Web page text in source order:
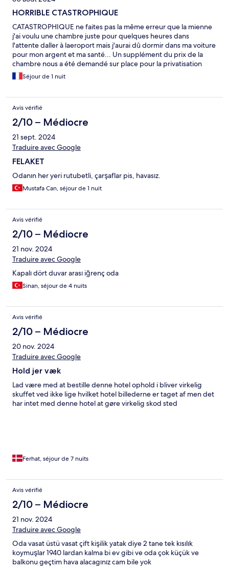
HORRIBLE CTASTROPHIQUE
CATASTROPHIQUE ne faites pas la même erreur que la mienne
j'ai voulu une chambre juste pour quelques heures dans
l'attente daller à laeroport mais j'aurai dû dormir dans ma voiture
pour mon argent et ma santé... Un supplément du prix de la
chambre nous a été demandé sur place pour la privatisation
sinon il y allait avoir un homme àvev nous.. Il était tard et je
n'avais pas envie de négocier.. La chambre comment dire je ne
des poubelles comme ça.. Ça s'sentait le tabac lit et linge sale
fenêtre ouverte et qui s'ouvre sans arrêt le seul point positif est
la dlim qui fonctionnait.. Bref à fuite
Séjour de 1 nuit
Avis vérifié
2/10 – Médiocre
21 sept. 2024
Traduire avec Google
FELAKET
Odanın her yeri rutubetli, çarşaflar pis, havasız.
Mustafa Can, séjour de 1 nuit
Avis vérifié
2/10 – Médiocre
21 nov. 2024
Traduire avec Google
Kapalı dört duvar arası iğrenç oda
Sinan, séjour de 4 nuits
Avis vérifié
2/10 – Médiocre
20 nov. 2024
Traduire avec Google
Hold jer væk
Lad være med at bestille denne hotel ophold i bliver virkelig
skuffet ved ikke lige hvilket hotel billederne er taget af men det
har intet med denne hotel at gøre virkelig skod sted
Ferhat, séjour de 7 nuits
Avis vérifié
2/10 – Médiocre
21 nov. 2024
Traduire avec Google
Oda vasat üstü vasat çift kişilik yatak diye 2 tane tek kısılık
koymuşlar 1940 lardan kalma bi ev gibi ve oda çok küçük ve
balkonu geçtim hava alacagınız cam bile yok